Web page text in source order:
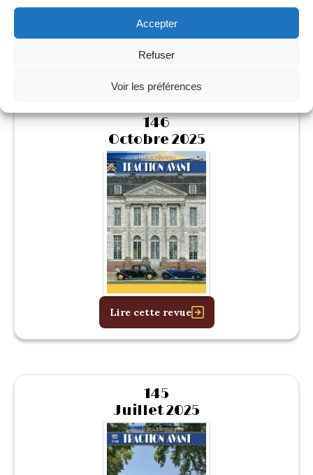
Accepter
Refuser
Voir les préférences
Lire cette revue
146
Octobre 2025
Lire cette revue
145
Juillet 2025